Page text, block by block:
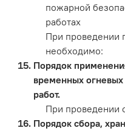
пожарной
работах
При проведении
необходимо:
Порядок
временных
работ.
При проведении
Порядок сбора,